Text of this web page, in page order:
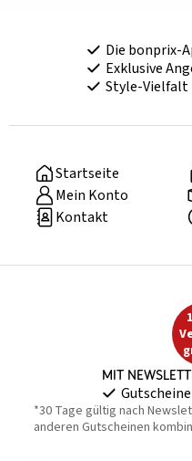
Die bonprix-
Exklusive
Style-Vielfalt
Startseite
Mein Konto
Kontakt
Mit
Gutscheine
*30 Tage gültig nach
anderen Gutscheinen